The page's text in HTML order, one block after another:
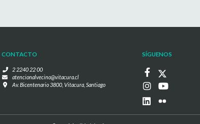
CONTACTO
2 2240 22 00
atencionalvecino@vitacura.cl
Av. Bicentenario 3800, Vitacura, Santiago
SÍGUENOS